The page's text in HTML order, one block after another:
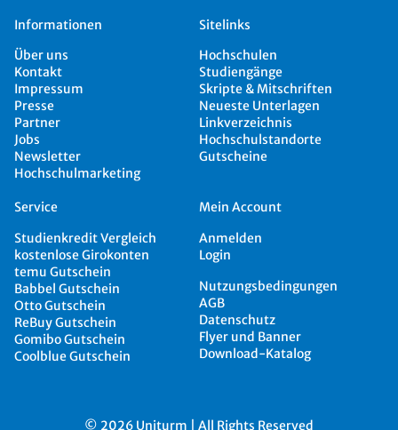
Informationen
Über uns
Kontakt
Impressum
Presse
Partner
Jobs
Newsletter
Hochschulmarketing
Sitelinks
Hochschulen
Studiengänge
Skripte & Mitschriften
Neueste Unterlagen
Linkverzeichnis
Hochschulstandorte
Gutscheine
Service
Studienkredit Vergleich
kostenlose Girokonten
temu Gutschein
Babbel Gutschein
Otto Gutschein
ReBuy Gutschein
Gomibo Gutschein
Coolblue Gutschein
Mein Account
Anmelden
Login
Nutzungsbedingungen
AGB
Datenschutz
Flyer und Banner
Download-Katalog
© 2026 Uniturm | All Rights Reserved